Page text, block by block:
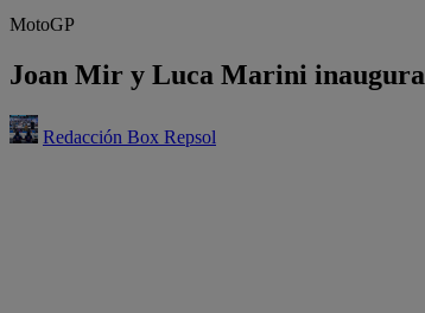
MotoGP
Joan Mir y Luca Marini
Redacción Box Repsol